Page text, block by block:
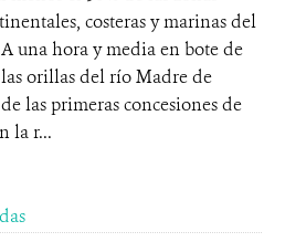
costeras y marinas del
una hora y media en bote de
orillas del río Madre de
las primeras concesiones de
la r...